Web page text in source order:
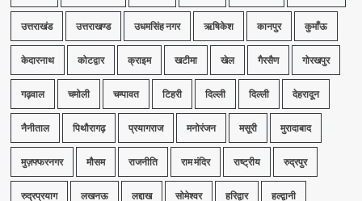
उत्तराखंड उत्तराखण्ड उधमसिंह नगर ऋषिकेश कानपुर कुमाँऊ
केदारनाथ कोटद्वार क्राइम खटीमा खेल गैरसैण गोरखपुर
गढ़वाल चमोली चम्पावत टिहरी दिल्ली दिल्ली देहरादून
नैनीताल पिथौरागढ़ प्रयागराज मनोरंजन मसूरी मुरादाबाद
मुज़फ्फरनगर मौसम राजनीति राम मंदिर राष्ट्रीय रुद्रपुर
रुद्रप्रयाग लखनऊ लद्दाख सोमेश्वर हरिद्वार हल्द्वानी